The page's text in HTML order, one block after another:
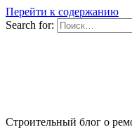
Перейти к содержанию
Search for:
Строительный блог о